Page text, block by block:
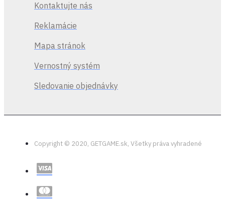
Kontaktujte nás
Reklamácie
Mapa stránok
Vernostný systém
Sledovanie objednávky
Copyright © 2020, GETGAME.sk, Všetky práva vyhradené